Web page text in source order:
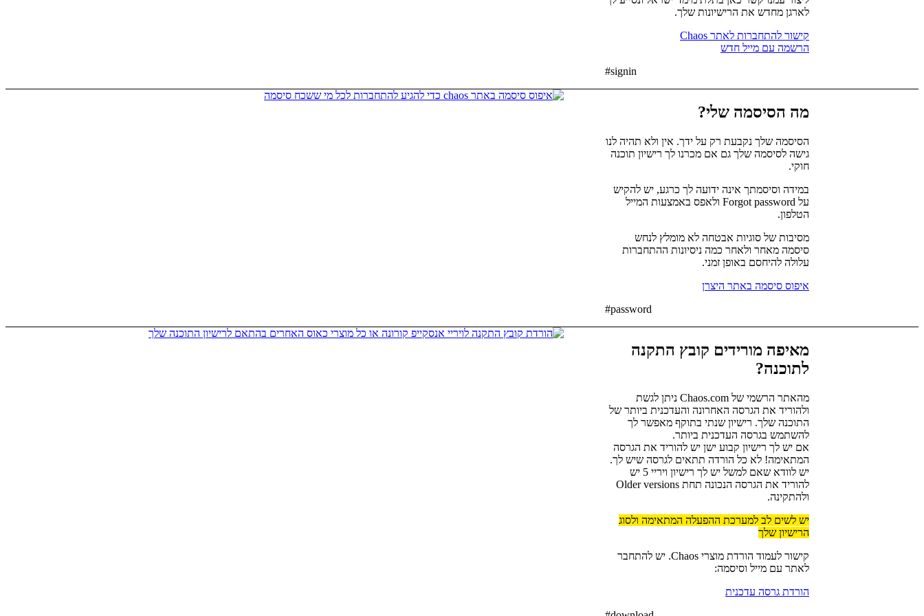
לארגן מחדש את הרישיונות שלך.
קישור להתחברות לאתר Chaos
הרשמה עם מייל חדש
#signin
מה הסיסמה שלי?
הסיסמה שלך נקבעת רק על ידך. אין ולא תהיה לנו
גישה לסיסמה שלך גם אם מכרנו לך רישיון תוכנה
חוקי.
במידה וסיסמתך אינה ידועה לך כרגע, יש להקיש
על Forgot password ולאפס באמצעות המייל
הטלפון.
מסיבות של סוגיות אבטחה לא מומלץ לנחש
סיסמה מאחר ולאחר כמה ניסיונות ההתחברות
עלולה להיחסם באופן זמני.
איפוס סיסמה באתר היצרן
#password
מאיפה מורידים קובץ התקנה
לתוכנה?
מהאתר הרשמי של Chaos.com ניתן לגשת
ולהוריד את הגרסה האחרונה והעדכנית ביותר של
התוכנה שלך. רישיון שנתי בתוקף מאפשר לך
להשתמש בגרסה העדכנית ביותר.
אם יש לך רישיון קבוע ישן יש להוריד את הגרסה
המתאימה! לא כל הורדה תתאים לגרסה שיש לך.
יש לוודא שאם למשל יש לך רישיון ויריי 5 יש
להוריד את הגרסה הנכונה תחת Older versions
ולהתקינה.
יש לשים לב למערכת ההפעלה המתאימה ולסוג
הרישיון שלך
קישור לעמוד הורדת מוצרי Chaos. יש להתחבר
לאתר עם מייל וסיסמה:
הורדת גרסה עדכנית